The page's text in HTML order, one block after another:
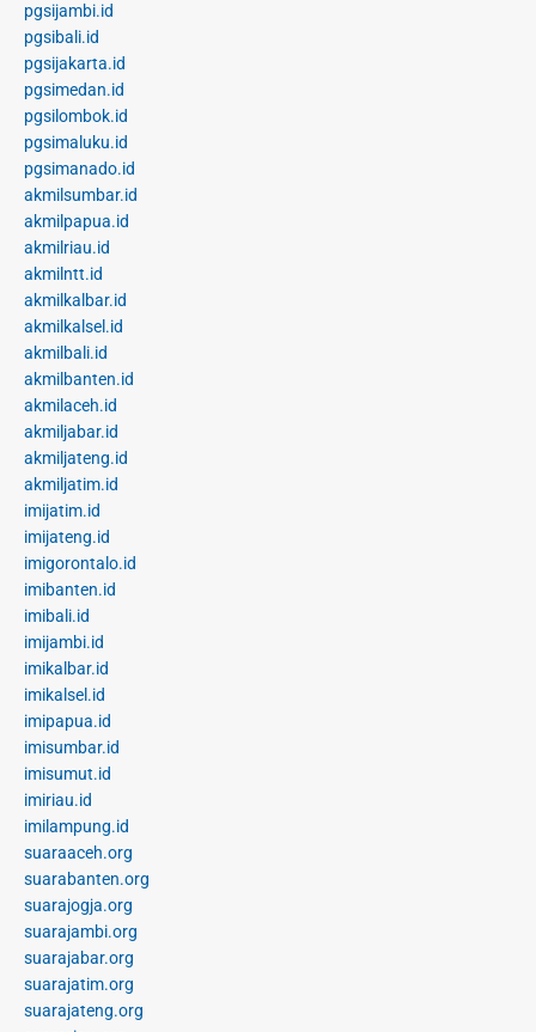
pgsijambi.id
pgsibali.id
pgsijakarta.id
pgsimedan.id
pgsilombok.id
pgsimaluku.id
pgsimanado.id
akmilsumbar.id
akmilpapua.id
akmilriau.id
akmilntt.id
akmilkalbar.id
akmilkalsel.id
akmilbali.id
akmilbanten.id
akmilaceh.id
akmiljabar.id
akmiljateng.id
akmiljatim.id
imijatim.id
imijateng.id
imigorontalo.id
imibanten.id
imibali.id
imijambi.id
imikalbar.id
imikalsel.id
imipapua.id
imisumbar.id
imisumut.id
imiriau.id
imilampung.id
suaraaceh.org
suarabanten.org
suarajogja.org
suarajambi.org
suarajabar.org
suarajatim.org
suarajateng.org